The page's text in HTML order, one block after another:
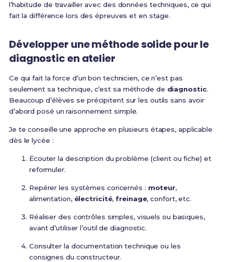
l’habitude de travailler avec des données techniques, ce qui
fait la différence lors des épreuves et en stage.
Développer une méthode solide pour le
diagnostic en atelier
Ce qui fait la force d’un bon technicien, ce n’est pas
seulement sa technique, c’est sa méthode de diagnostic.
Beaucoup d’élèves se précipitent sur les outils sans avoir
d’abord posé un raisonnement simple.
Je te conseille une approche en plusieurs étapes, applicable
dès le lycée :
Écouter la description du problème (client ou fiche) et
reformuler.
Repérer les systèmes concernés : moteur,
alimentation, électricité,freinage, confort, etc.
Réaliser des contrôles simples, visuels ou basiques,
avant d’utiliser l’outil de diagnostic.
Consulter la documentation technique ou les
consignes du constructeur.